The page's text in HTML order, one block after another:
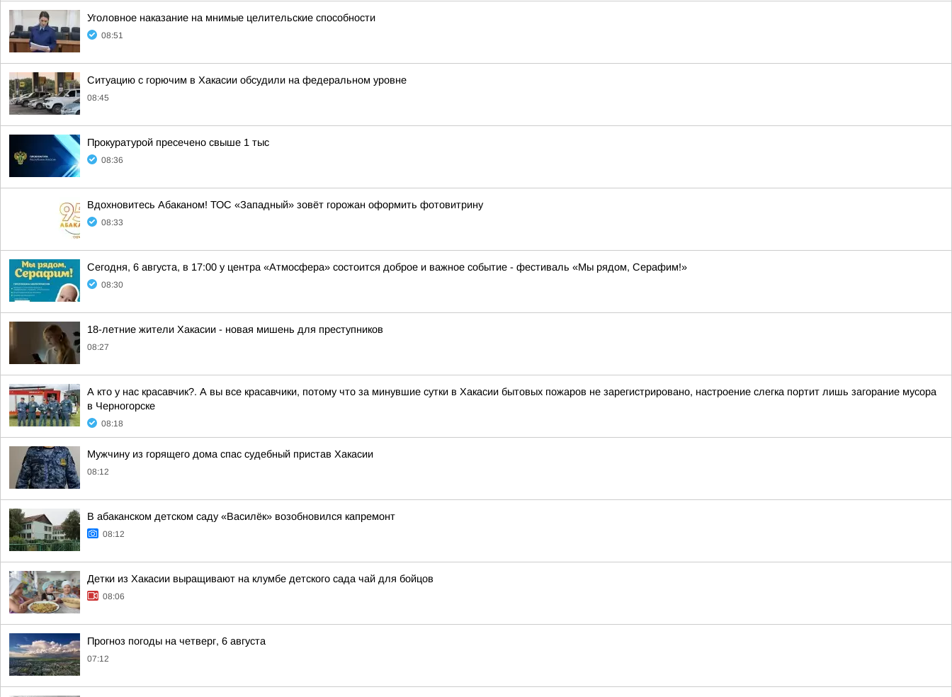
Уголовное наказание на мнимые целительские способности
08:51
Ситуацию с горючим в Хакасии обсудили на федеральном уровне
08:45
Прокуратурой пресечено свыше 1 тыс
08:36
Вдохновитесь Абаканом! ТОС «Западный» зовёт горожан оформить фотовитрину
08:33
Сегодня, 6 августа, в 17:00 у центра «Атмосфера» состоится доброе и важное событие - фестиваль «Мы рядом, Серафим!»
08:30
18-летние жители Хакасии - новая мишень для преступников
08:27
А кто у нас красавчик?. А вы все красавчики, потому что за минувшие сутки в Хакасии бытовых пожаров не зарегистрировано, настроение слегка портит лишь загорание мусора
в Черногорске
08:18
Мужчину из горящего дома спас судебный пристав Хакасии
08:12
В абаканском детском саду «Василёк» возобновился капремонт
08:12
Детки из Хакасии выращивают на клумбе детского сада чай для бойцов
08:06
Прогноз погоды на четверг, 6 августа
07:12